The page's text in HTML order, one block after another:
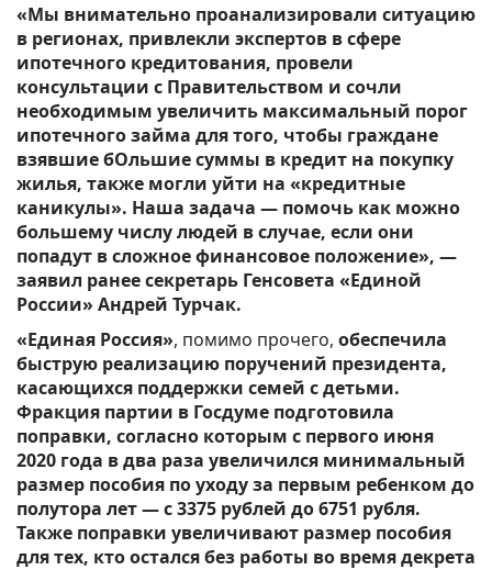
«Мы внимательно проанализировали ситуацию
в регионах, привлекли экспертов в сфере
ипотечного кредитования, провели
консультации с Правительством и сочли
необходимым увеличить максимальный порог
ипотечного займа для того, чтобы граждане
взявшие бОльшие суммы в кредит на покупку
жилья, также могли уйти на «кредитные
каникулы». Наша задача — помочь как можно
большему числу людей в случае, если они
попадут в сложное финансовое положение», —
заявил ранее секретарь Генсовета «Единой
России» Андрей Турчак.
«Единая Россия», помимо прочего, обеспечила
быструю реализацию поручений президента,
касающихся поддержки семей с детьми.
Фракция партии в Госдуме подготовила
поправки, согласно которым с первого июня
2020 года в два раза увеличился минимальный
размер пособия по уходу за первым ребенком до
полутора лет — с 3375 рублей до 6751 рубля.
Также поправки увеличивают размер пособия
для тех, кто остался без работы во время декрета